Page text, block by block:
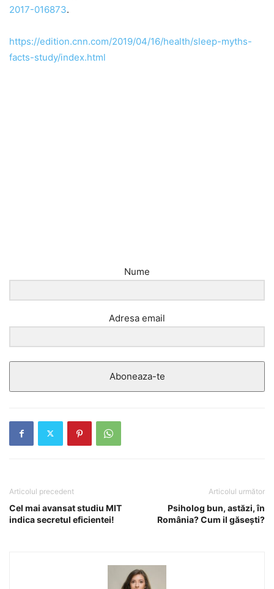
2017-016873.
https://edition.cnn.com/2019/04/16/health/sleep-myths-
facts-study/index.html
Nume
Adresa email
Aboneaza-te
Articolul precedent
Cel mai avansat studiu MIT
indica secretul eficientei!
Articolul următor
Psiholog bun, astăzi, în
România? Cum il găseşti?